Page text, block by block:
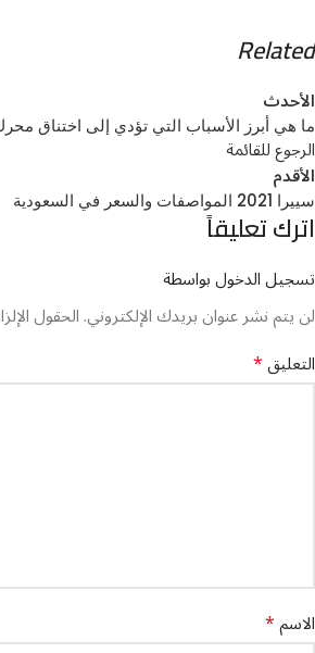
Related
الأحدث
ما هي أبرز الأسباب التي تؤدي إلى اختناق
الرجوع للقائمة
الأقدم
سييرا 2021 المواصفات والسعر في السعودية
اترك تعليقاً
تسجيل الدخول بواسطة
لن يتم نشر عنوان بريدك الإلكتروني.الحقول
التعليق*
الاسم*